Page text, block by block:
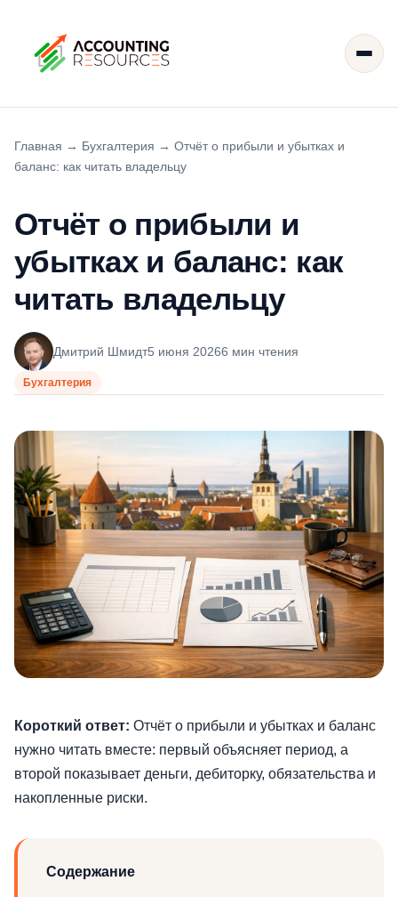
Главная → Бухгалтерия → Отчёт о прибыли и убытках и
баланс: как читать владельцу
Отчёт о прибыли и
убытках и баланс: как
читать владельцу
Дмитрий Шмидт5 июня 20266 мин чтения
Бухгалтерия
Короткий ответ: Отчёт о прибыли и убытках и баланс
нужно читать вместе: первый объясняет период, а
второй показывает деньги, дебиторку, обязательства и
накопленные риски.
Содержание